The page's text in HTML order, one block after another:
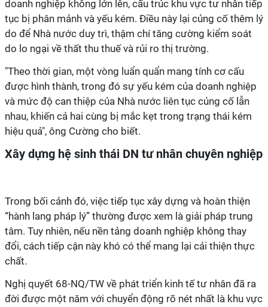
doanh nghiệp không lớn lên, cấu trúc khu vực tư nhân tiếp
tục bị phân mảnh và yếu kém. Điều này lại củng cố thêm lý
do để Nhà nước duy trì, thậm chí tăng cường kiểm soát
do lo ngại về thất thu thuế và rủi ro thị trường.
"Theo thời gian, một vòng luẩn quẩn mang tính cơ cấu
được hình thành, trong đó sự yếu kém của doanh nghiệp
và mức độ can thiệp của Nhà nước liên tục củng cố lẫn
nhau, khiến cả hai cùng bị mắc kẹt trong trạng thái kém
hiệu quả", ông Cường cho biết.
Xây dựng hệ sinh thái DN tư nhân chuyên nghiệp
Trong bối cảnh đó, việc tiếp tục xây dựng và hoàn thiện
“hành lang pháp lý” thường được xem là giải pháp trung
tâm. Tuy nhiên, nếu nền tảng doanh nghiệp không thay
đổi, cách tiếp cận này khó có thể mang lại cải thiện thực
chất.
Nghị quyết 68-NQ/TW về phát triển kinh tế tư nhân đã ra
đời được một năm với chuyển động rõ nét nhất là khu vực